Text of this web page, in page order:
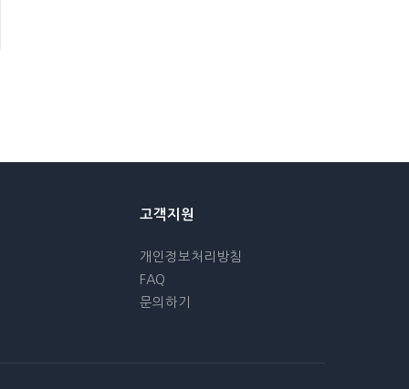
고객지원
개인정보처리방침
FAQ
문의하기